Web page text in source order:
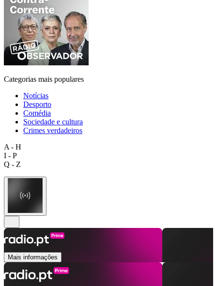
Categorias mais populares
Notícias
Desporto
Comédia
Sociedade e cultura
Crimes verdadeiros
A - H
I - P
Q - Z
Mais informações